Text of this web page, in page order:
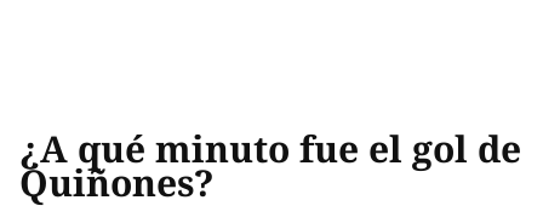
¿A qué minuto fue el gol de
Quiñones?